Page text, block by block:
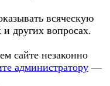
всяческую
других вопросах.
сайте незаконно
администратору —